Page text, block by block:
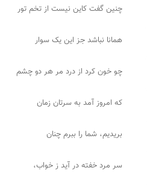
چنین گفت کاین نیست از تخم تور
همانا نباشد جز این یک سوار
چو خون کرد از درد مر هر دو چشم
که امروز آمد به سرتان زمان
بریدیم، شما را ببرم چنان
سر مرد خفته در آید ز خواب،